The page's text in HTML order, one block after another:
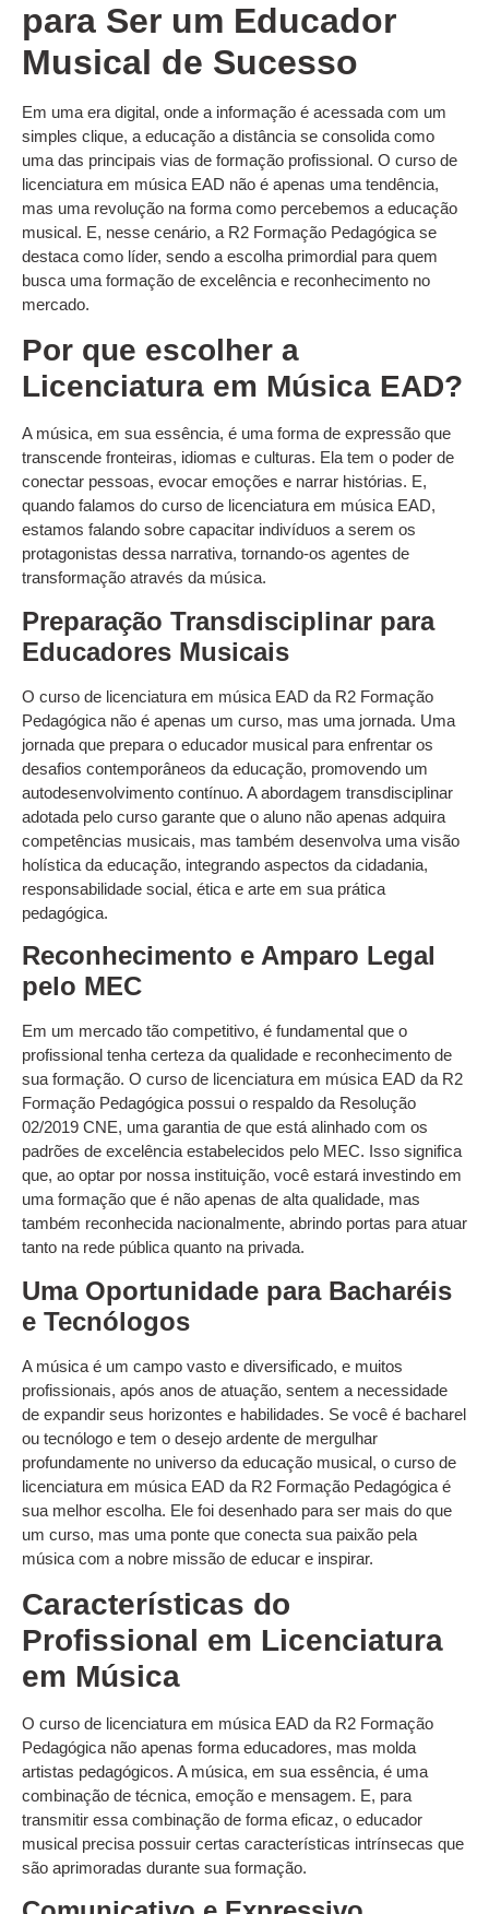
para Ser um Educador
Musical de Sucesso
Em uma era digital, onde a informação é acessada com um
simples clique, a educação a distância se consolida como
uma das principais vias de formação profissional. O curso de
licenciatura em música EAD não é apenas uma tendência,
mas uma revolução na forma como percebemos a educação
musical. E, nesse cenário, a R2 Formação Pedagógica se
destaca como líder, sendo a escolha primordial para quem
busca uma formação de excelência e reconhecimento no
mercado.
Por que escolher a
Licenciatura em Música EAD?
A música, em sua essência, é uma forma de expressão que
transcende fronteiras, idiomas e culturas. Ela tem o poder de
conectar pessoas, evocar emoções e narrar histórias. E,
quando falamos do curso de licenciatura em música EAD,
estamos falando sobre capacitar indivíduos a serem os
protagonistas dessa narrativa, tornando-os agentes de
transformação através da música.
Preparação Transdisciplinar para
Educadores Musicais
O curso de licenciatura em música EAD da R2 Formação
Pedagógica não é apenas um curso, mas uma jornada. Uma
jornada que prepara o educador musical para enfrentar os
desafios contemporâneos da educação, promovendo um
autodesenvolvimento contínuo. A abordagem transdisciplinar
adotada pelo curso garante que o aluno não apenas adquira
competências musicais, mas também desenvolva uma visão
holística da educação, integrando aspectos da cidadania,
responsabilidade social, ética e arte em sua prática
pedagógica.
Reconhecimento e Amparo Legal
pelo MEC
Em um mercado tão competitivo, é fundamental que o
profissional tenha certeza da qualidade e reconhecimento de
sua formação. O curso de licenciatura em música EAD da R2
Formação Pedagógica possui o respaldo da Resolução
02/2019 CNE, uma garantia de que está alinhado com os
padrões de excelência estabelecidos pelo MEC. Isso significa
que, ao optar por nossa instituição, você estará investindo em
uma formação que é não apenas de alta qualidade, mas
também reconhecida nacionalmente, abrindo portas para atuar
tanto na rede pública quanto na privada.
Uma Oportunidade para Bacharéis
e Tecnólogos
A música é um campo vasto e diversificado, e muitos
profissionais, após anos de atuação, sentem a necessidade
de expandir seus horizontes e habilidades. Se você é bacharel
ou tecnólogo e tem o desejo ardente de mergulhar
profundamente no universo da educação musical, o curso de
licenciatura em música EAD da R2 Formação Pedagógica é
sua melhor escolha. Ele foi desenhado para ser mais do que
um curso, mas uma ponte que conecta sua paixão pela
música com a nobre missão de educar e inspirar.
Características do
Profissional em Licenciatura
em Música
O curso de licenciatura em música EAD da R2 Formação
Pedagógica não apenas forma educadores, mas molda
artistas pedagógicos. A música, em sua essência, é uma
combinação de técnica, emoção e mensagem. E, para
transmitir essa combinação de forma eficaz, o educador
musical precisa possuir certas características intrínsecas que
são aprimoradas durante sua formação.